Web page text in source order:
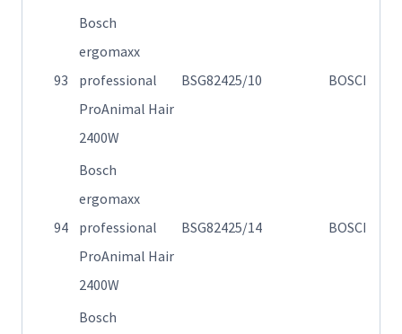
93
Bosch
ergomaxx
professional
ProAnimal Hair
2400W
BSG82425/10 BOSCH
94
Bosch
ergomaxx
professional
ProAnimal Hair
2400W
BSG82425/14 BOSCH
Bosch